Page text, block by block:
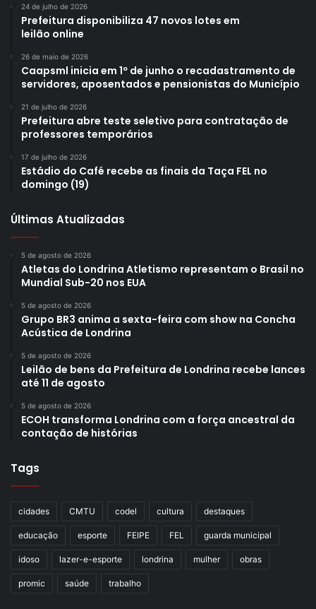
24 de julho de 2026
Prefeitura disponibiliza 47 novos lotes em
leilão online
26 de maio de 2026
Caapsml inicia em 1º de junho o recadastramento de
servidores, aposentados e pensionistas do Município
21 de julho de 2026
Prefeitura abre teste seletivo para contratação de
professores temporários
17 de julho de 2026
Estádio do Café recebe as finais da Taça FEL no
domingo (19)
Últimas Atualizadas
5 de agosto de 2026
Atletas do Londrina Atletismo representam o Brasil no
Mundial Sub-20 nos EUA
5 de agosto de 2026
Grupo BR3 anima a sexta-feira com show na Concha
Acústica de Londrina
5 de agosto de 2026
Leilão de bens da Prefeitura de Londrina recebe lances
até 11 de agosto
5 de agosto de 2026
ECOH transforma Londrina com a força ancestral da
contação de histórias
Tags
cidades CMTU codel cultura destaques
educação esporte FEIPE FEL guarda municipal
idoso lazer-e-esporte londrina mulher obras
promic saúde trabalho